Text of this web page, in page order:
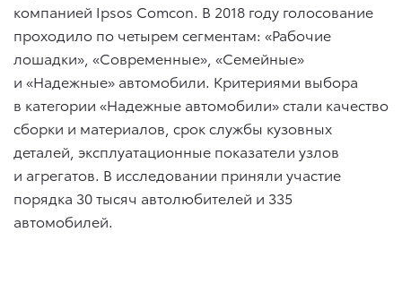
компанией Ipsos Comcon. В 2018 году голосование
проходило по четырем сегментам: «Рабочие
лошадки», «Современные», «Семейные»
и «Надежные» автомобили. Критериями выбора
в категории «Надежные автомобили» стали качество
сборки и материалов, срок службы кузовных
деталей, эксплуатационные показатели узлов
и агрегатов. В исследовании приняли участие
порядка 30 тысяч автолюбителей и 335
автомобилей.